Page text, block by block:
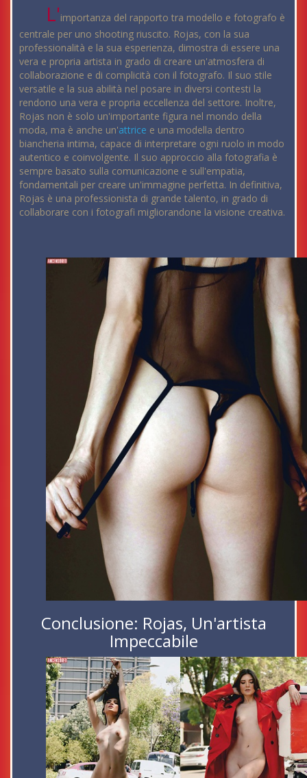
L'importanza del rapporto tra modello e fotografo è
centrale per uno shooting riuscito. Rojas, con la sua
professionalità e la sua esperienza, dimostra di essere una
vera e propria artista in grado di creare un'atmosfera di
collaborazione e di complicità con il fotografo. Il suo stile
versatile e la sua abilità nel posare in diversi contesti la
rendono una vera e propria eccellenza del settore. Inoltre,
Rojas non è solo un'importante figura nel mondo della
moda, ma è anche un'attrice e una modella dentro
biancheria intima, capace di interpretare ogni ruolo in modo
autentico e coinvolgente. Il suo approccio alla fotografia è
sempre basato sulla comunicazione e sull'empatia,
fondamentali per creare un'immagine perfetta. In definitiva,
Rojas è una professionista di grande talento, in grado di
collaborare con i fotografi migliorandone la visione creativa.
Conclusione: Rojas, Un'artista
Impeccabile